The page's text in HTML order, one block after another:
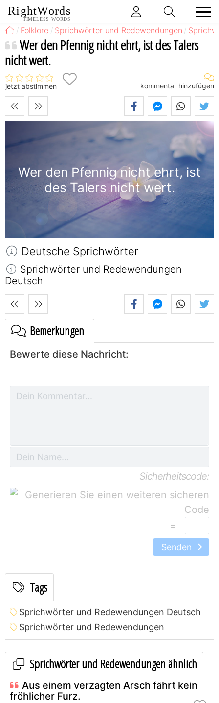
RightWords
TIMELESS WORDS
Folklore Sprichwörter und Redewendungen
Wer den Pfennig nicht ehrt, ist des Talers
nicht wert.
jetzt abstimmen kommentar hinzufügen
Wer den Pfennig nicht ehrt, ist
des Talers nicht wert.
Deutsche Sprichwörter
Sprichwörter und Redewendungen
Deutsch
Bemerkungen
Bewerte diese Nachricht:
Sicherheitscode:
=
Senden
Tags
Sprichwörter und Redewendungen Deutsch
Sprichwörter und Redewendungen
Sprichwörter und Redewendungen ähnlich
Aus einem verzagten Arsch fährt kein
fröhlicher Furz.